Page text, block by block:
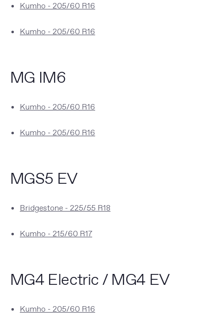
Kumho - 205/60 R16
Kumho - 205/60 R16
MG IM6
Kumho - 205/60 R16
Kumho - 205/60 R16
MGS5 EV
Bridgestone - 225/55 R18
Kumho - 215/60 R17
MG4 Electric / MG4 EV
Kumho - 205/60 R16